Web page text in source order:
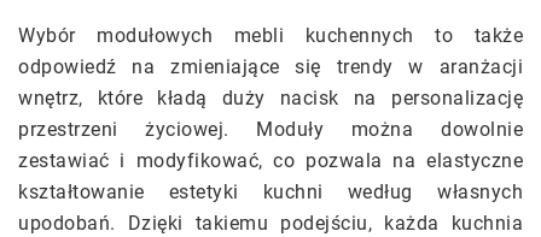
Wybór modułowych mebli kuchennych to także
odpowiedź na zmieniające się trendy w aranżacji
wnętrz, które kładą duży nacisk na personalizację
przestrzeni życiowej. Moduły można dowolnie
zestawiać i modyfikować, co pozwala na elastyczne
kształtowanie estetyki kuchni według własnych
upodobań. Dzięki takiemu podejściu, każda kuchnia